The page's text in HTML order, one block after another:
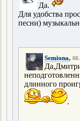
Да.
Для удобства
песни)
Semiona,
длинного
.